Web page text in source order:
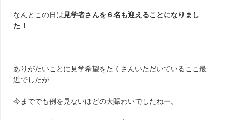
なんとこの日は 見学者さんを６名も迎えることになりまし
た！
ありがたいことに見学希望をたくさんいただいているここ最
近でしたが
今まででも例を見ないほどの大賑わいでしたねー。